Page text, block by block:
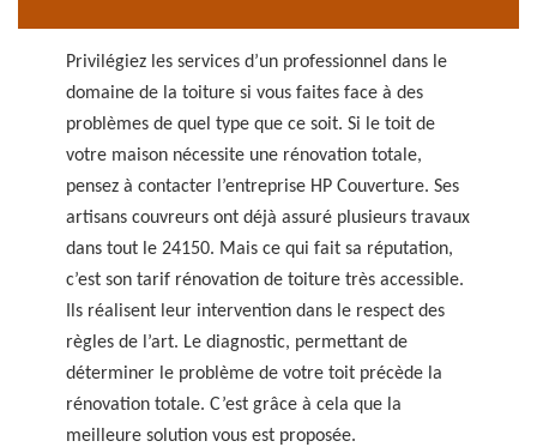
Privilégiez les services d’un professionnel dans le
domaine de la toiture si vous faites face à des
problèmes de quel type que ce soit. Si le toit de
votre maison nécessite une rénovation totale,
pensez à contacter l’entreprise HP Couverture. Ses
artisans couvreurs ont déjà assuré plusieurs travaux
dans tout le 24150. Mais ce qui fait sa réputation,
c’est son tarif rénovation de toiture très accessible.
Ils réalisent leur intervention dans le respect des
règles de l’art. Le diagnostic, permettant de
déterminer le problème de votre toit précède la
rénovation totale. C’est grâce à cela que la
meilleure solution vous est proposée.